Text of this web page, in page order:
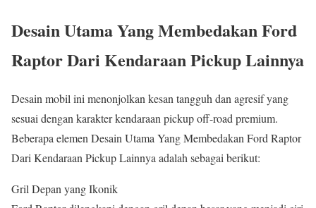
Desain Utama Yang Membedakan Ford
Raptor Dari Kendaraan Pickup Lainnya
Desain mobil ini menonjolkan kesan tangguh dan agresif yang
sesuai dengan karakter kendaraan pickup off-road premium.
Beberapa elemenDesain Utama Yang Membedakan Ford Raptor
Dari Kendaraan Pickup Lainnyaadalah sebagai berikut:
Gril Depan yang Ikonik